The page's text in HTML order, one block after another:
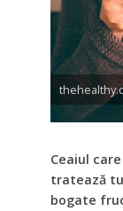
Ceaiul
tratează
bogate